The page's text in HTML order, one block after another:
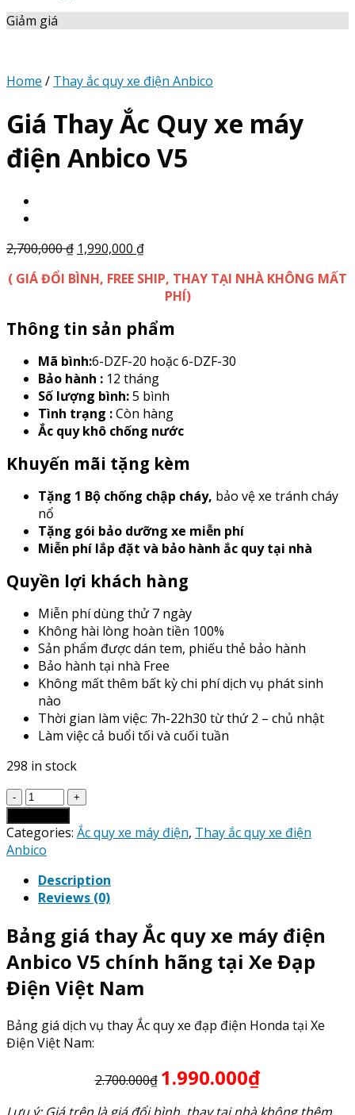
Giảm giá
Home / Thay ắc quy xe điện Anbico
Giá Thay Ắc Quy xe máy
điện Anbico V5
2,700,000₫ 1,990,000 ₫
( GIÁ ĐỔI BÌNH, FREE SHIP, THAY TẠI NHÀ KHÔNG MẤT
PHÍ)
Thông tin sản phẩm
Mã bình:6-DZF-20 hoặc 6-DZF-30
Bảo hành : 12 tháng
Số lượng bình:5 bình
Tình trạng :Còn hàng
Ắc quy khô chống nước
Khuyến mãi tặng kèm
Tặng 1 Bộ chống chập cháy, bảo vệ xe tránh cháy
nổ
Tặng gói bảo dưỡng xe miễn phí
Miễn phí lắp đặt và bảo hành ắc quy tại nhà
Quyền lợi khách hàng
Miễn phí dùng thử 7 ngày
Không hài lòng hoàn tiền 100%
Sản phẩm được dán tem, phiếu thẻ bảo hành
Bảo hành tại nhà Free
Không mất thêm bất kỳ chi phí dịch vụ phát sinh
nào
Thời gian làm việc: 7h-22h30 từ thứ 2 – chủ nhật
Làm việc cả buổi tối và cuối tuần
298 in stock
Giá
Thay
Ắc
Quy
máy
điện
V5
quantity
Categories: Ắc quy xe máy điện, Thay ắc quy xe điện
Anbico
Description
Reviews (0)
Bảng giá thay Ắc quy xe máy điện
Anbico V5 chính hãng tại Xe Đạp
Điện Việt Nam
Bảng giá dịch vụ thay Ắc quy xe đạp điện Honda tại Xe
Điện Việt Nam:
2.700.000₫ 1.990.000₫